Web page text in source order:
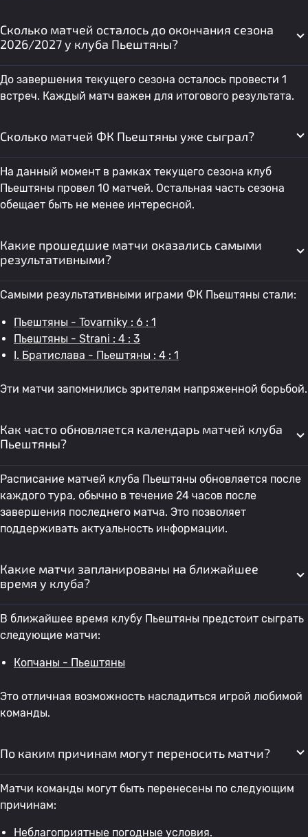
Сколько матчей осталось до окончания сезона
2026/2027 у клуба Пьештяны?
До завершения текущего сезона осталось провести 1
встреч. Каждый матч важен для итогового результата.
Сколько матчей ФК Пьештяны уже сыграл?
На данный момент в рамках текущего сезона клуб
Пьештяны провел 10 матчей. Остальная часть сезона
обещает быть не менее интересной.
Какие прошедшие матчи оказались самыми
результативными?
Самыми результативными играми ФК Пьештяны стали:
Пьештяны - Tovarniky : 6 : 1
Пьештяны - Strani : 4 : 3
I. Братислава - Пьештяны : 4 : 1
Эти матчи запомнились зрителям напряженной борьбой.
Как часто обновляется календарь матчей клуба
Пьештяны?
Расписание матчей клуба Пьештяны обновляется после
каждого тура, обычно в течение 24 часов после
завершения последнего матча. Это позволяет
поддерживать актуальность информации.
Какие матчи запланированы на ближайшее
время у клуба?
В ближайшее время клубу Пьештяны предстоит сыграть
следующие матчи:
Копчаны - Пьештяны
Это отличная возможность насладиться игрой любимой
команды.
По каким причинам могут переносить матчи?
Матчи команды могут быть перенесены по следующим
причинам:
Неблагоприятные погодные условия.